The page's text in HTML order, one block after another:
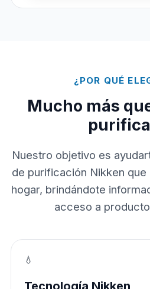
¿POR QUÉ
Mucho más
Nuestro objetivo es
de purificación Nikken
hogar, brindándote
acceso a
💧
Tecnología Nikken